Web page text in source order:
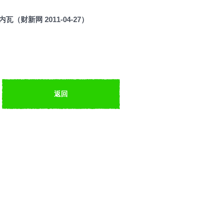
（财新网 2011-04-27）
返回